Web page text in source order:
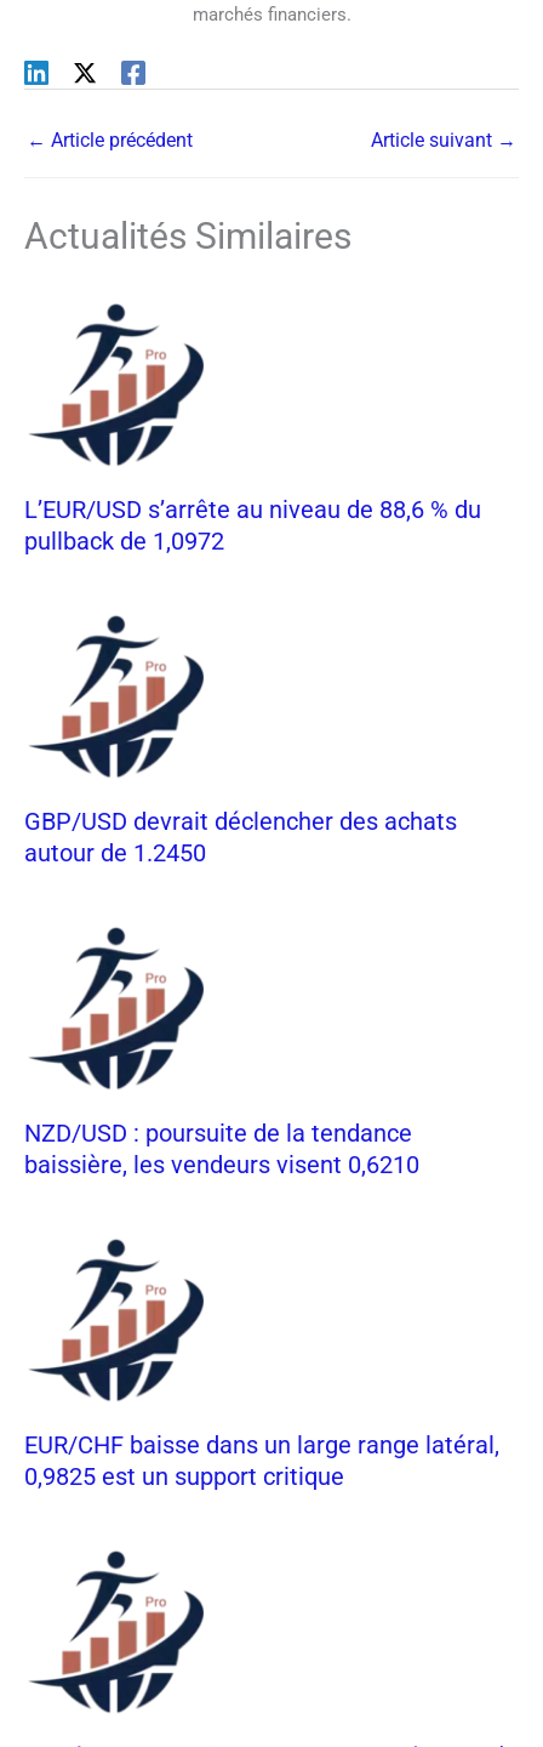
marchés financiers.
← Article précédent Article suivant →
Actualités Similaires
L’EUR/USD s’arrête au niveau de 88,6 % du
pullback de 1,0972
GBP/USD devrait déclencher des achats
autour de 1.2450
NZD/USD : poursuite de la tendance
baissière, les vendeurs visent 0,6210
EUR/CHF baisse dans un large range latéral,
0,9825 est un support critique